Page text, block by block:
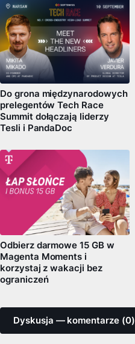
Do grona międzynarodowych
prelegentów Tech Race
Summit dołączają liderzy
Tesli i PandaDoc
Odbierz darmowe 15 GB w
Magenta Moments i
korzystaj z wakacji bez
ograniczeń
Dyskusja — komentarze (0)